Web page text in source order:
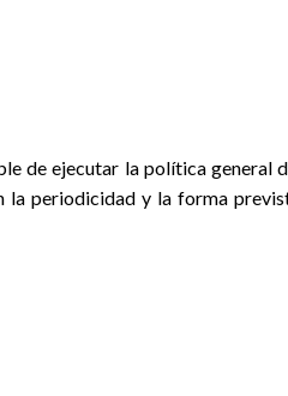
de ejecutar la política general
periodicidad y la forma